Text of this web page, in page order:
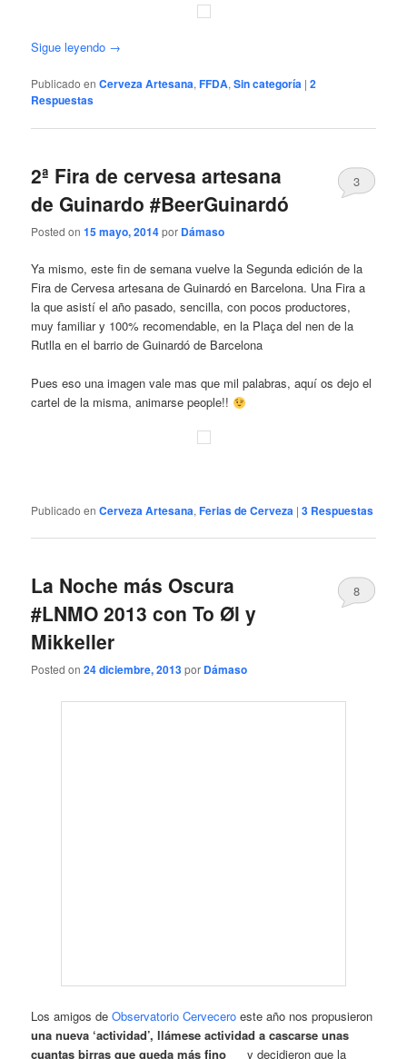
Sigue leyendo →
Publicado en Cerveza Artesana,FFDA,Sin categoría |2
Respuestas
2ª Fira de cervesa artesana
de Guinardo #BeerGuinardó
Posted on15 mayo, 2014por Dámaso
3
Ya mismo, este fin de semana vuelve la Segunda edición de la
Fira de Cervesa artesana de Guinardó en Barcelona. Una Fira a
la que asistí el año pasado, sencilla, con pocos productores,
muy familiar y 100% recomendable, en la Plaça del nen de la
Rutlla en el barrio de Guinardó de Barcelona
Pues eso una imagen vale mas que mil palabras, aquí os dejo el
cartel de la misma, animarse people!!
Publicado en Cerveza Artesana,Ferias de Cerveza |3 Respuestas
La Noche más Oscura
#LNMO 2013 con To Øl y
Mikkeller
Posted on24 diciembre, 2013por Dámaso
8
Los amigos deObservatorio Cervecero este año nos propusieron
una nueva ‘actividad’, llámese actividad a cascarse unas
cuantas birras que queda más fino
y decidieron que la